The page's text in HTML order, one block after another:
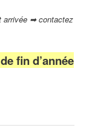
arrivée ➡ contactez
fin d’année